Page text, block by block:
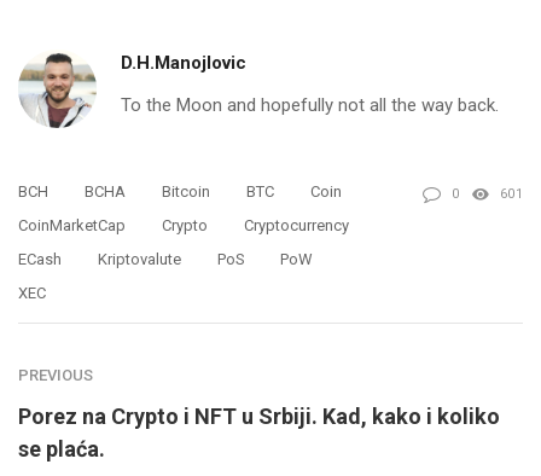
D.H.Manojlovic
To the Moon and hopefully not all the way back.
BCH BCHA Bitcoin BTC
Coin
CoinMarketCap
Crypto
Cryptocurrency
ECash
Kriptovalute PoS
PoW
XEC
0 601
PREVIOUS
Porez na Crypto i NFT u Srbiji. Kad, kako i koliko
se plaća.